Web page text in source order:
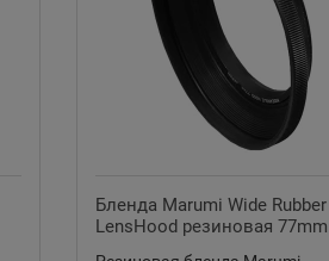
Бленда Marumi Wide Rubber
LensHood резиновая 77mm